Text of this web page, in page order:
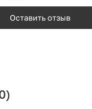
Оставить отзыв